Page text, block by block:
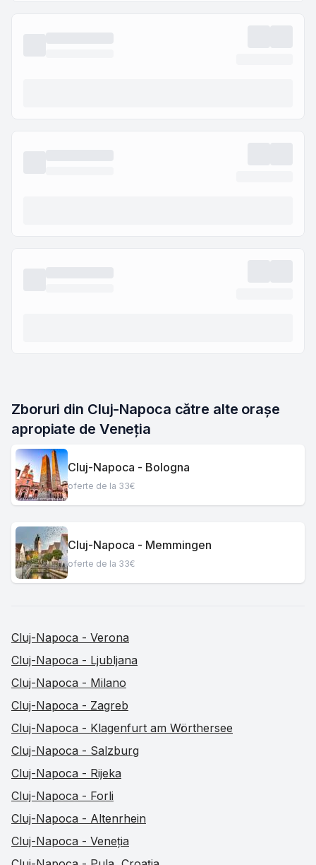
Zboruri din Cluj-Napoca către alte orașe
apropiate de Veneția
Cluj-Napoca - Bologna
oferte de la 33€
Cluj-Napoca - Memmingen
oferte de la 33€
Cluj-Napoca - Verona
Cluj-Napoca - Ljubljana
Cluj-Napoca - Milano
Cluj-Napoca - Zagreb
Cluj-Napoca - Klagenfurt am Wörthersee
Cluj-Napoca - Salzburg
Cluj-Napoca - Rijeka
Cluj-Napoca - Forli
Cluj-Napoca - Altenrhein
Cluj-Napoca - Veneția